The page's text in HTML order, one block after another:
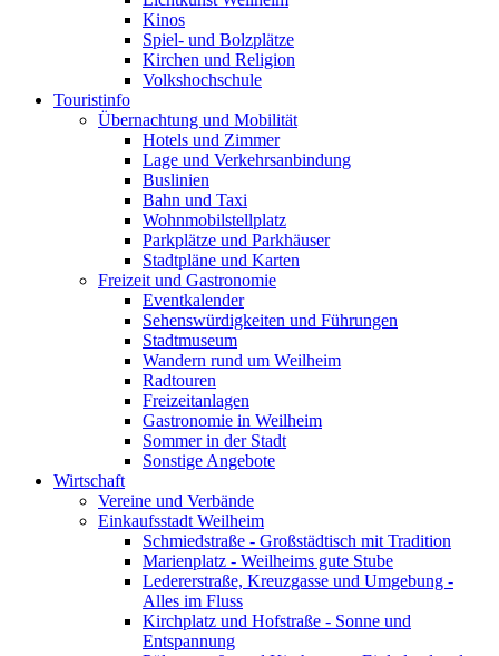
Kinos
Spiel- und Bolzplätze
Kirchen und Religion
Volkshochschule
Touristinfo
Übernachtung und Mobilität
Hotels und Zimmer
Lage und Verkehrsanbindung
Buslinien
Bahn und Taxi
Wohnmobilstellplatz
Parkplätze und Parkhäuser
Stadtpläne und Karten
Freizeit und Gastronomie
Eventkalender
Sehenswürdigkeiten und Führungen
Stadtmuseum
Wandern rund um Weilheim
Radtouren
Freizeitanlagen
Gastronomie in Weilheim
Sommer in der Stadt
Sonstige Angebote
Wirtschaft
Vereine und Verbände
Einkaufsstadt Weilheim
Schmiedstraße - Großstädtisch mit Tradition
Marienplatz - Weilheims gute Stube
Ledererstraße, Kreuzgasse und Umgebung -
Alles im Fluss
Kirchplatz und Hofstraße - Sonne und
Entspannung